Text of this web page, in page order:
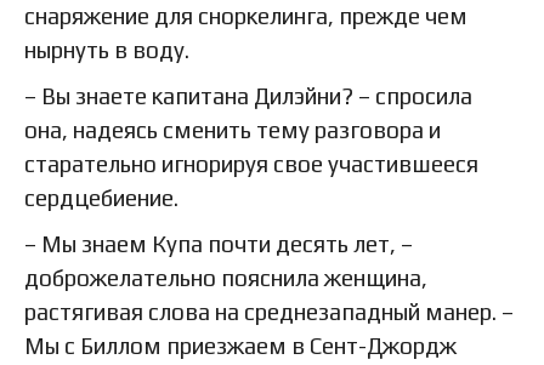
снаряжение для сноркелинга, прежде чем
нырнуть в воду.
– Вы знаете капитана Дилэйни? – спросила
она, надеясь сменить тему разговора и
старательно игнорируя свое участившееся
сердцебиение.
– Мы знаем Купа почти десять лет, –
доброжелательно пояснила женщина,
растягивая слова на среднезападный манер. –
Мы с Биллом приезжаем в Сент-Джордж